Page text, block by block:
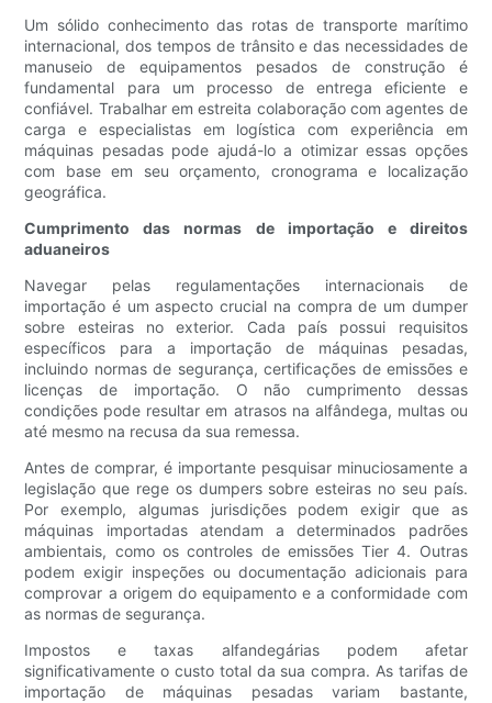
Um sólido conhecimento das rotas de transporte marítimo
internacional, dos tempos de trânsito e das necessidades de
manuseio de equipamentos pesados ​​de construção é
fundamental para um processo de entrega eficiente e
confiável. Trabalhar em estreita colaboração com agentes de
carga e especialistas em logística com experiência em
máquinas pesadas pode ajudá-lo a otimizar essas opções
com base em seu orçamento, cronograma e localização
geográfica.
Cumprimento das normas de importação e direitos
aduaneiros
Navegar pelas regulamentações internacionais de
importação é um aspecto crucial na compra de um dumper
sobre esteiras no exterior. Cada país possui requisitos
específicos para a importação de máquinas pesadas,
incluindo normas de segurança, certificações de emissões e
licenças de importação. O não cumprimento dessas
condições pode resultar em atrasos na alfândega, multas ou
até mesmo na recusa da sua remessa.
Antes de comprar, é importante pesquisar minuciosamente a
legislação que rege os dumpers sobre esteiras no seu país.
Por exemplo, algumas jurisdições podem exigir que as
máquinas importadas atendam a determinados padrões
ambientais, como os controles de emissões Tier 4. Outras
podem exigir inspeções ou documentação adicionais para
comprovar a origem do equipamento e a conformidade com
as normas de segurança.
Impostos e taxas alfandegárias podem afetar
significativamente o custo total da sua compra. As tarifas de
importação de máquinas pesadas variam bastante,